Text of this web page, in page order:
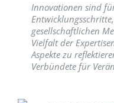
Innovationen sind
gesellschaftlichen
Vielfalt der
Aspekte zu
Verbündete für